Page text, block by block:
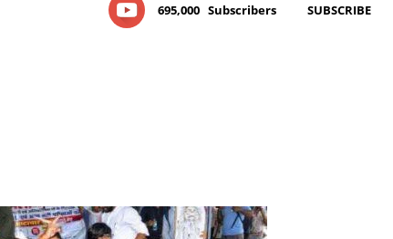
695,000 Subscribers SUBSCRIBE